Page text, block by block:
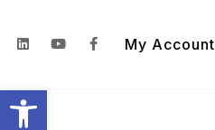
My Account